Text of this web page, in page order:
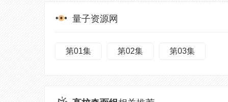
量子资源网
第01集 第02集 第03集